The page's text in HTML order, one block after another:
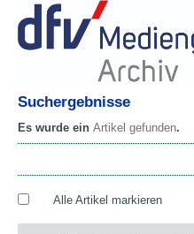
Suchergebnisse
Es wurde ein Artikel gefunden.
Alle Artikel markieren